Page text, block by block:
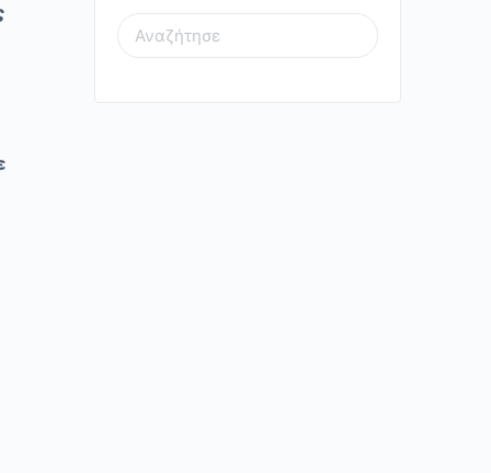
SEARCH
FOR: